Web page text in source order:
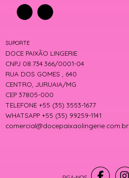
SUPORTE
DOCE PAIXÃO LINGERIE
CNPJ 08.734.366/0001-04
RUA DOS GOMES , 640
CENTRO, JURUAIA/MG
CEP 37805-000
TELEFONE +55 (35) 3553-1677
WHATSAPP +55 (35) 99259-1141
comercial@docepaixaolingerie.com.br